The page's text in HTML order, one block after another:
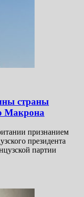
страны
Макрона
признанием
президента
партии